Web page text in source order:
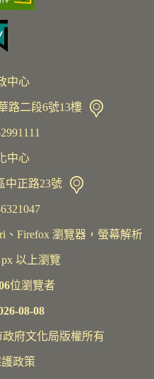
中心
路二段6號13樓
中心
中正路23號
、Firefox 瀏覽器，螢幕解析
以上瀏覽
位瀏覽者
08-08
政府文化局版權所有
政策